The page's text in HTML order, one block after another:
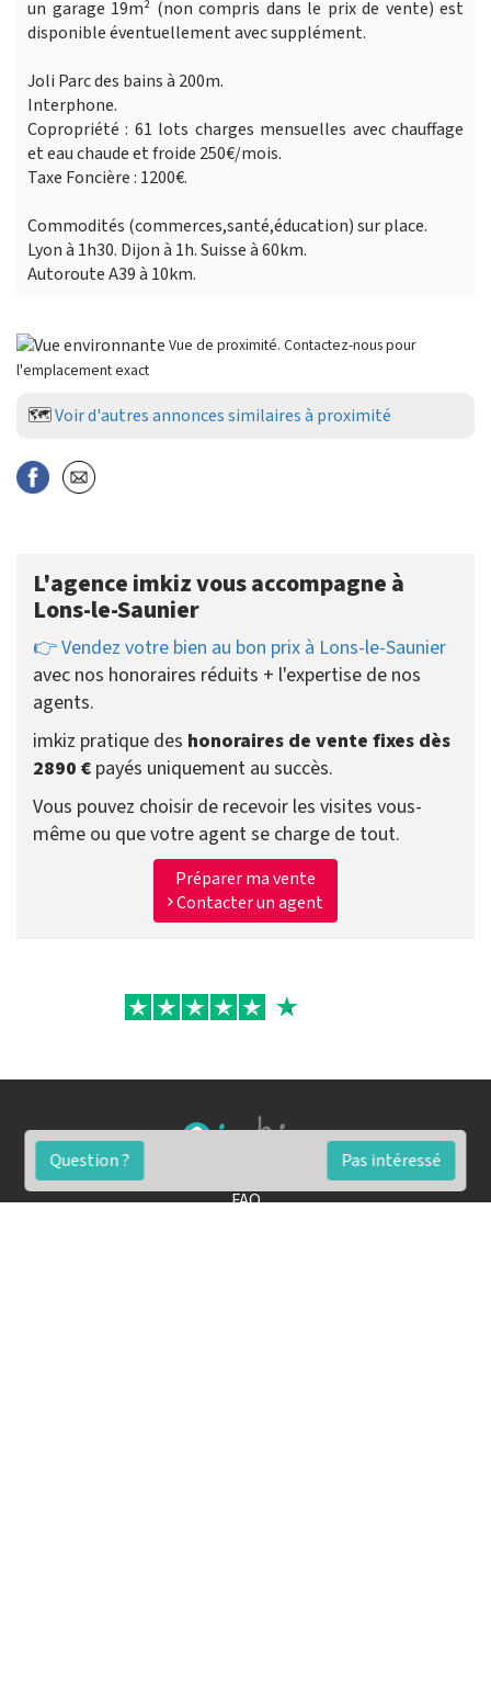
un garage 19m² (non compris dans le prix de vente) est
disponible éventuellement avec supplément.
Joli Parc des bains à 200m.
Interphone.
Copropriété : 61 lots charges mensuelles avec chauffage
et eau chaude et froide 250€/mois.
Taxe Foncière : 1200€.
Commodités (commerces,santé,éducation) sur place.
Lyon à 1h30. Dijon à 1h. Suisse à 60km.
Autoroute A39 à 10km.
Vue de proximité. Contactez-nous pour
l'emplacement exact
🗺️Voir d'autres annonces similaires à proximité
Question ? Pas intéressé
L'agence imkiz vous accompagne à
Lons-le-Saunier
👉 Vendez votre bien au bon prix à Lons-le-Saunier
avec nos honoraires réduits + l'expertise de nos
agents.
imkiz pratique des honoraires de vente fixes dès
2890 € payés uniquement au succès.
Vous pouvez choisir de recevoir les visites vous-
même ou que votre agent se charge de tout.
Préparer ma vente
Contacter un agent
FAQ